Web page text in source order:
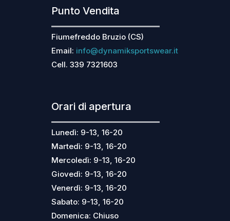
Punto Vendita
Fiumefreddo Bruzio (CS)
Email: info@dynamiksportswear.it
Cell. 339 7321603
Orari di apertura
Lunedì: 9-13, 16-20
Martedì: 9-13, 16-20
Mercoledì: 9-13, 16-20
Giovedì: 9-13, 16-20
Venerdì: 9-13, 16-20
Sabato: 9-13, 16-20
Domenica: Chiuso